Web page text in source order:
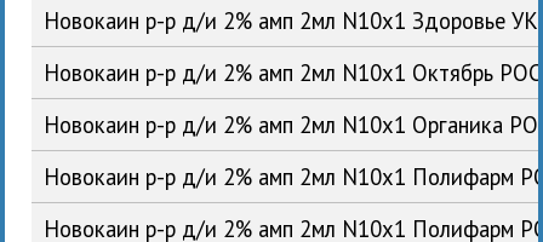
Новокаин р-р д/и 2% амп 2мл N10x1 Здоровье
Новокаин р-р д/и 2% амп 2мл N10x1 Октябрь РОС
Новокаин р-р д/и 2% амп 2мл N10x1 Органика
Новокаин р-р д/и 2% амп 2мл N10x1 Полифарм
Новокаин р-р д/и 2% амп 2мл N10x1 Полифарм